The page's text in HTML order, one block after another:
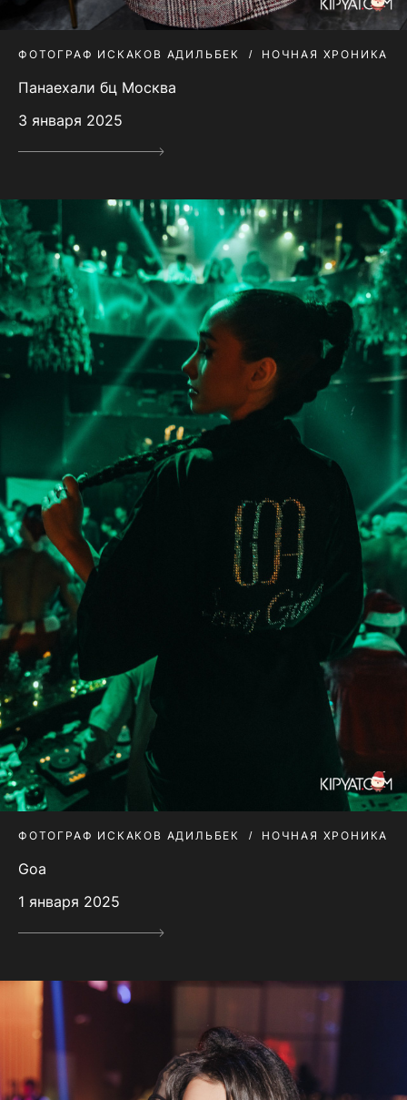
ФОТОГРАФ ИСКАКОВ АДИЛЬБЕК НОЧНАЯ ХРОНИКА
Панаехали бц Москва
3 января 2025
ФОТОГРАФ ИСКАКОВ АДИЛЬБЕК НОЧНАЯ ХРОНИКА
Goa
1 января 2025